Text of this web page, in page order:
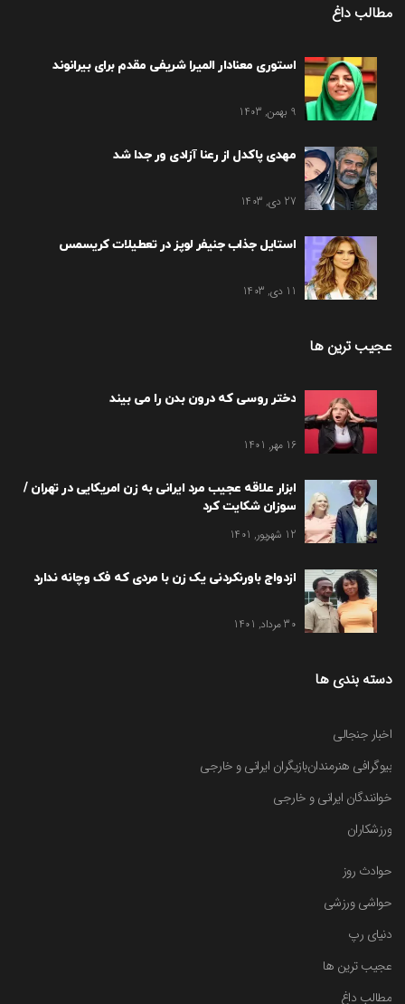
مطالب داغ
استوری معنادار المیرا شریفی مقدم برای بیرانوند
9 بهمن, 1403
مهدی پاکدل از رعنا آزادی ور جدا شد
27 دی, 1403
استایل جذاب جنیفر لوپز در تعطیلات کریسمس
11 دی, 1403
عجیب ترین ها
دختر روسی که درون بدن را می بیند
16 مهر, 1401
ابزار علاقه عجیب مرد ایرانی به زن امریکایی در تهران /
سوزان شکایت کرد
12 شهریور, 1401
ازدواج باورنکردنی یک زن با مردی که فک وچانه ندارد
30 مرداد, 1401
دسته بندی ها
اخبار جنجالی
بیوگرافی هنرمندانبازیگران ایرانی و خارجی
خوانندگان ایرانی و خارجی
ورزشکاران
حوادث روز
حواشی ورزشی
دنیای رپ
عجیب ترین ها
مطالب داغ